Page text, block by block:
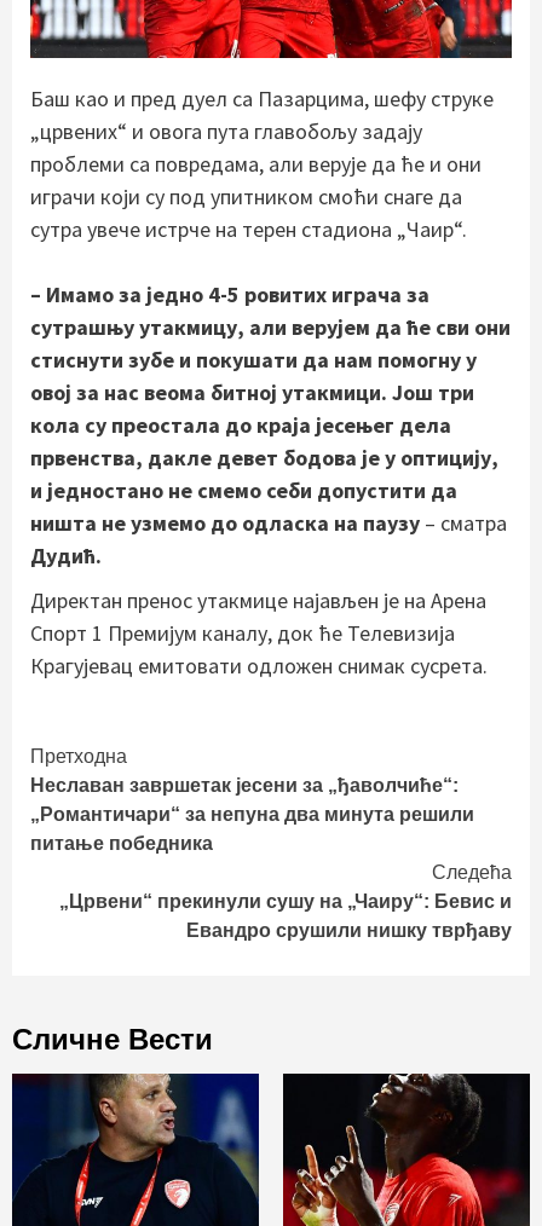
Баш као и пред дуел са Пазарцима, шефу струке
„црвених“ и овога пута главобољу задају
проблеми са повредама, али верује да ће и они
играчи који су под упитником смоћи снаге да
сутра увече истрче на терен стадиона „Чаир“.
– Имамо за једно 4-5 ровитих играча за
сутрашњу утакмицу, али верујем да ће сви они
стиснути зубе и покушати да нам помогну у
овој за нас веома битној утакмици. Још три
кола су преостала до краја јесењег дела
првенства, дакле девет бодова је у оптицију,
и једностано не смемо себи допустити да
ништа не узмемо до одласка на паузу – сматра
Дудић.
Директан пренос утакмице најављен је на Арена
Спорт 1 Премијум каналу, док ће Телевизија
Крагујевац емитовати одложен снимак сусрета.
Continue
Reading
Претходна
Неславан завршетак јесени за „ђаволчиће“:
„Романтичари“ за непуна два минута решили
питање победника
Следећа
„Црвени“ прекинули сушу на „Чаиру“: Бевис и
Евандро срушили нишку тврђаву
Сличне Вести